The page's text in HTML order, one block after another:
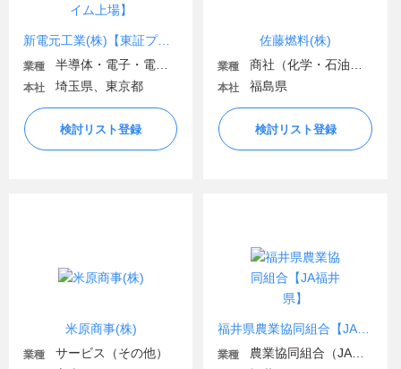
新電元工業(株)【東証プライム上場】
業種
本社 埼玉県、東京都
検討リスト登録
佐藤燃料(株)
業種
本社 福島県
検討リスト登録
米原商事(株)
業種 サービス（その他） 業種